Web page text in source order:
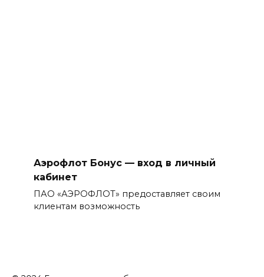
Аэрофлот Бонус — вход в личный
кабинет
ПАО «АЭРОФЛОТ» предоставляет своим
клиентам возможность